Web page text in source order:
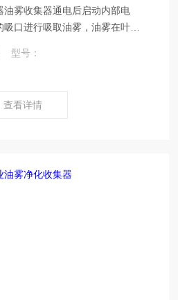
油雾收集器通电后启动内部电
口进行吸取油雾，油雾在叶轮
经出风口排出空气中，从而实
油雾的分离。
型号：
查看详情